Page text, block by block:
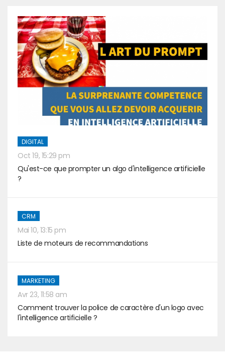
DIGITAL
Oct 19, 15:29 pm
Qu'est-ce que prompter un algo d'intelligence artificielle
?
CRM
Mai 10, 13:15 pm
Liste de moteurs de recommandations
MARKETING
Avr 23, 11:58 am
Comment trouver la police de caractère d'un logo avec
l'intelligence artificielle ?